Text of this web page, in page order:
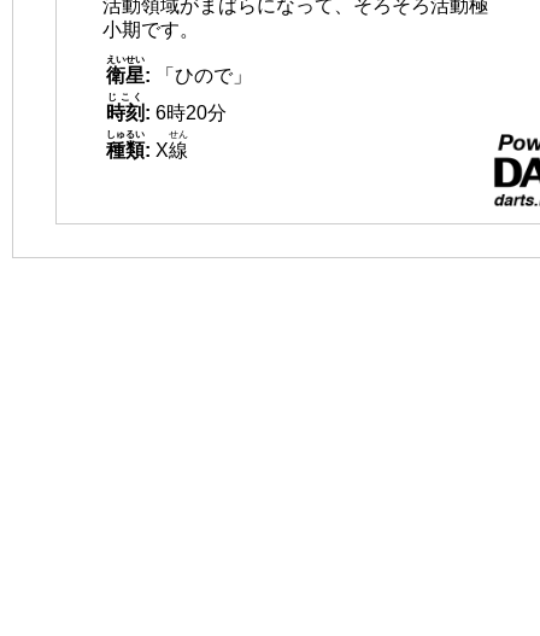
活動領域がまばらになって、そろそろ活動極
小期です。
衛星
えいせい
:
「ひので」
時刻
じこく
: 6時20分
種類
しゅるい
: X線
せん